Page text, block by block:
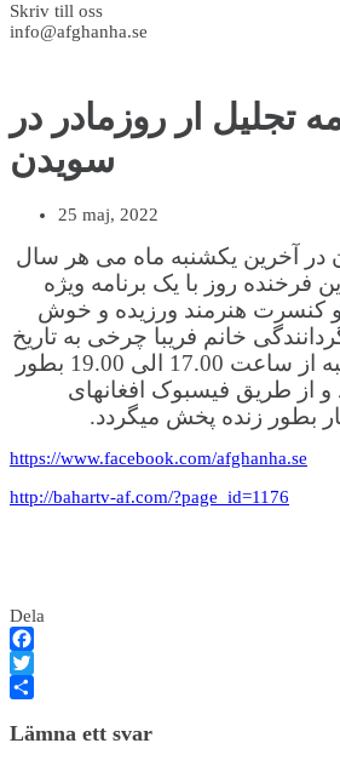
Skriv till oss
info@afghanha.se
تجلیل ار روزمادر در
سویدن
25 maj, 2022
در آخرین یکشنبه ماه می هر سال
فرخنده روز با یک برنامه ویژه
و کنسرت هنرمند ورزیده و خوش
خانم فریبا چرخی به تاریخ
29 ماه می روز یکشنبه از ساعت 17.00 الی 19.00 بطور
و از طریق فیسبوک افغانهای
بطور زنده پخش میگردد.
https://www.facebook.com/afghanha.se
http://bahartv-af.com/?page_id=1176
Dela
Facebook
Twitter
Lämna ett svar